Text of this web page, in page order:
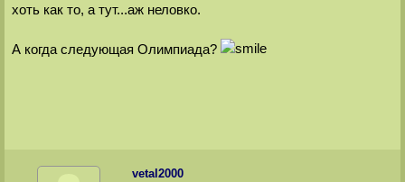
хоть как то, а тут...аж неловко.
А когда следующая Олимпиада?
vetal2000